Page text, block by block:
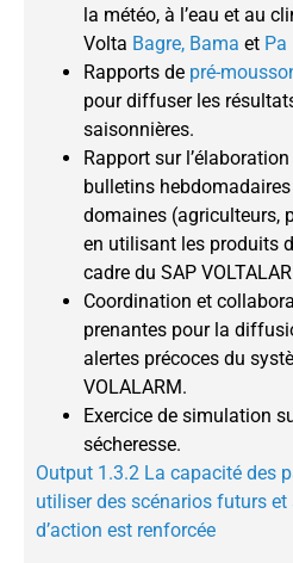
la météo, à l’eau et au
Volta Bagre, Bama et Pa
Rapports de pré-
pour diffuser les
saisonnières.
Rapport sur
bulletins
domaines (agriculteurs,
en utilisant les produits
cadre du SAP
Coordination et
prenantes pour la
alertes précoces du
VOLALARM.
Exercice de simulation
sécheresse.
Output 1.3.2 La capacité des
utiliser des scénarios futurs
d’action est renforcée